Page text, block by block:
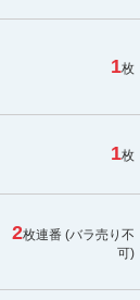
1枚
1枚
2枚連番 (バラ売り不
可)